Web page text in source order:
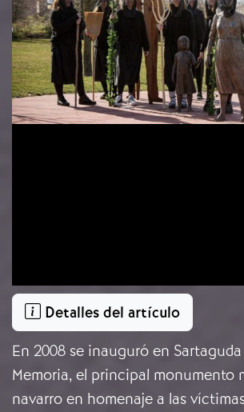
Detalles del artículo
En 2008 se inauguró en
Memoria, el principal monumento
navarro en homenaje a las